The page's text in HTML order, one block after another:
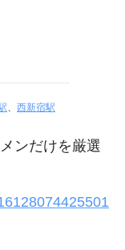
、 西新宿駅
ンだけを厳選